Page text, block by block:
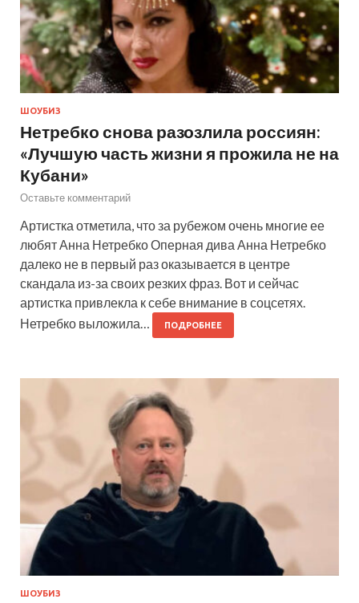
ШОУБИЗ
Нетребко снова разозлила россиян:
«Лучшую часть жизни я прожила не на
Кубани»
Оставьте комментарий
Артистка отметила, что за рубежом очень многие ее
любят Анна Нетребко Оперная дива Анна Нетребко
далеко не в первый раз оказывается в центре
скандала из-за своих резких фраз. Вот и сейчас
артистка привлекла к себе внимание в соцсетях.
Нетребко выложила…
ПОДРОБНЕЕ
ШОУБИЗ